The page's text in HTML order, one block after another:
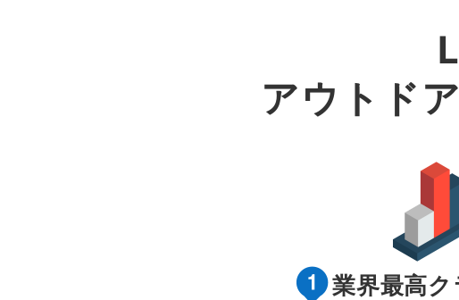
ノースフェイスやパ
アウトド
業界最高